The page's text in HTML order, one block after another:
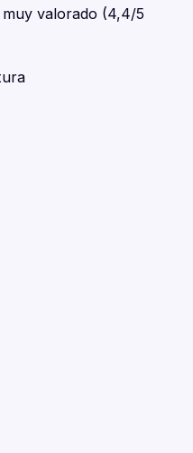
valorado (4,4/5